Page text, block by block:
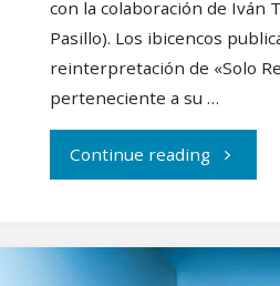
con la colaboración de Iván
Pasillo). Los ibicencos
reinterpretación de «Solo
perteneciente a su …
Continue reading"Joven
e